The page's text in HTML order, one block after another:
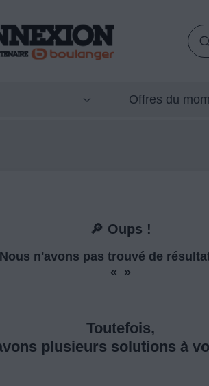
Offres du
🔎 Oups !
Nous n'avons pas trouvé de
« »
Toutefois,
plusieurs solutions à